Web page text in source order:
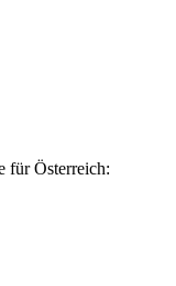
für Österreich: